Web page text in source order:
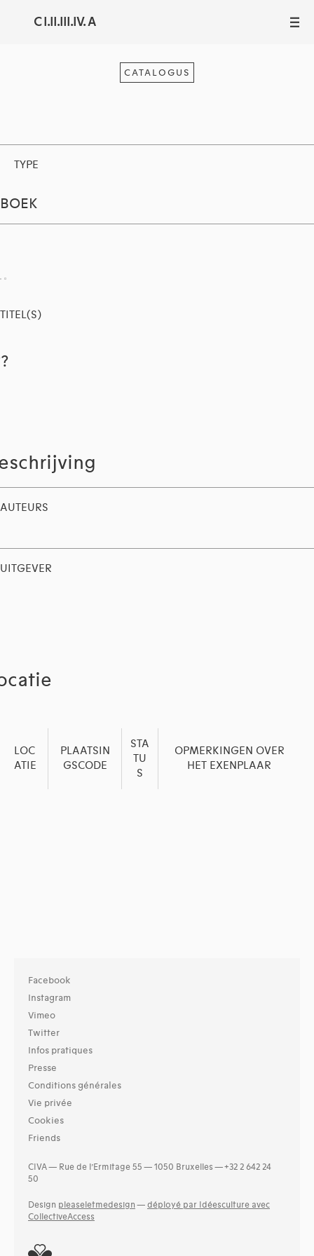
C I.II.III.IV. A III
CATALOGUS
TYPE
BOEK
TITEL(S)
AUTEURS
UITGEVER
LOC
ATIE
PLAATSIN
GSCODE
STA
TU
S
OPMERKINGEN OVER
HET EXENPLAAR
Facebook
Instagram
Vimeo
Twitter
Infos pratiques
Presse
Conditions générales
Vie privée
Cookies
Friends
CIVA — Rue de l’Ermitage 55 — 1050 Bruxelles — +32 2 642 24
50
Design pleaseletmedesign — déployé par Idéesculture avec
CollectiveAccess